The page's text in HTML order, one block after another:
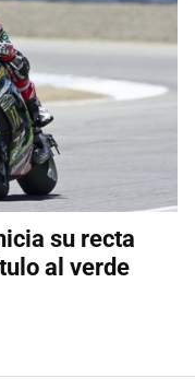
su recta
al verde